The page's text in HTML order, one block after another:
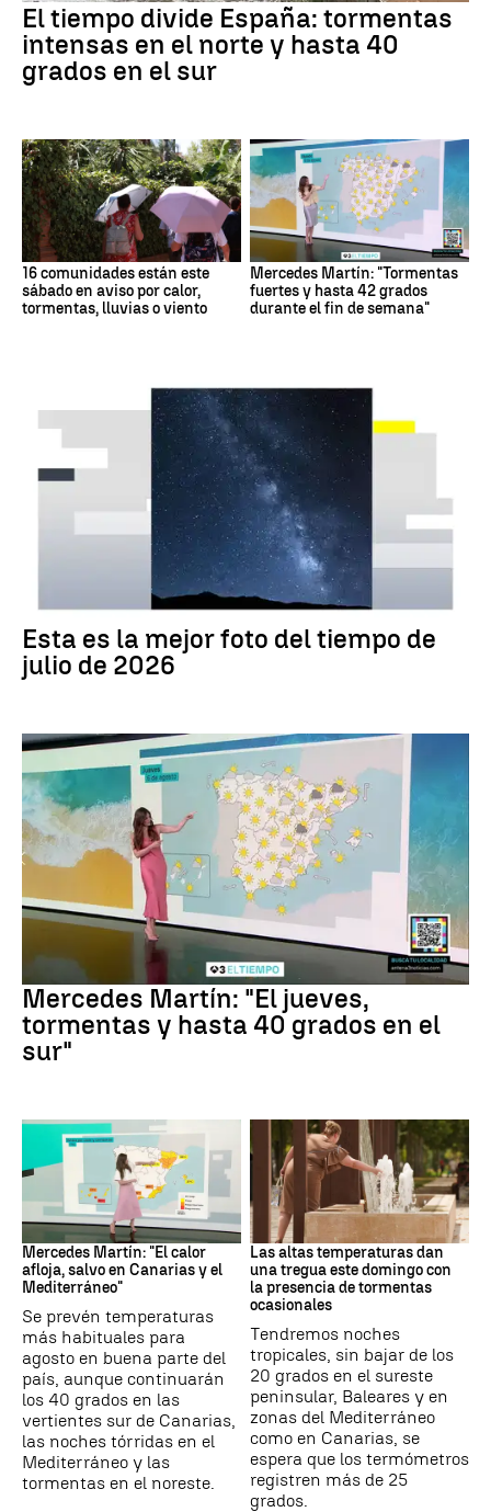
El tiempo divide España: tormentas
intensas en el norte y hasta 40
grados en el sur
16 comunidades están este
sábado en aviso por calor,
tormentas, lluvias o viento
Mercedes Martín: "Tormentas
fuertes y hasta 42 grados
durante el fin de semana"
Tus imágenes
Esta es la mejor foto del tiempo de
julio de 2026
La Previsión
Mercedes Martín: "El jueves,
tormentas y hasta 40 grados en el
sur"
La Previsión
Mercedes Martín: "El calor
afloja, salvo en Canarias y el
Mediterráneo"
Se prevén temperaturas
más habituales para
agosto en buena parte del
país, aunque continuarán
los 40 grados en las
vertientes sur de Canarias,
las noches tórridas en el
Mediterráneo y las
tormentas en el noreste.
Tiempo
Las altas temperaturas dan
una tregua este domingo con
la presencia de tormentas
ocasionales
Tendremos noches
tropicales, sin bajar de los
20 grados en el sureste
peninsular, Baleares y en
zonas del Mediterráneo
como en Canarias, se
espera que los termómetros
registren más de 25
grados.